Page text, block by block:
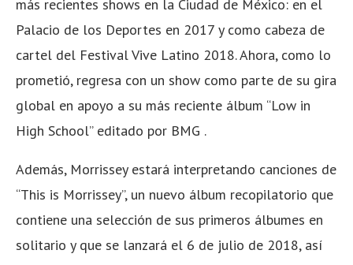
más recientes shows en la Ciudad de México: en el
Palacio de los Deportes en 2017 y como cabeza de
cartel del Festival Vive Latino 2018. Ahora, como lo
prometió, regresa con un show como parte de su gira
global en apoyo a su más reciente álbum “Low in
High School” editado por BMG .
Además, Morrissey estará interpretando canciones de
“This is Morrissey”, un nuevo álbum recopilatorio que
contiene una selección de sus primeros álbumes en
solitario y que se lanzará el 6 de julio de 2018, así